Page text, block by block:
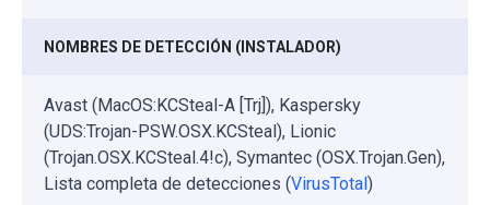
NOMBRES DE DETECCIÓN (INSTALADOR)
Avast (MacOS:KCSteal-A [Trj]), Kaspersky
(UDS:Trojan-PSW.OSX.KCSteal), Lionic
(Trojan.OSX.KCSteal.4!c), Symantec (OSX.Trojan.Gen),
Lista completa de detecciones (VirusTotal )